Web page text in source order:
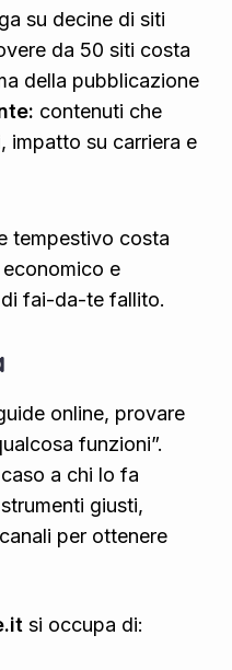
su decine di siti
da 50 siti costa
della pubblicazione
contenuti che
impatto su carriera e
tempestivo costa
e
fai-da-te fallito.
online, provare
funzioni”.
a chi lo fa
giusti,
per ottenere
si occupa di: